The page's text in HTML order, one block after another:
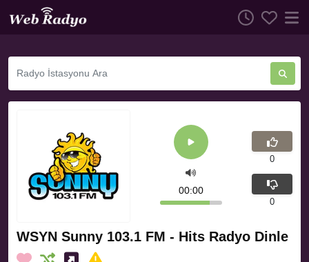
WSYN Sunny 103.1 FM - Hits Radyo Dinle
00:00
0
0